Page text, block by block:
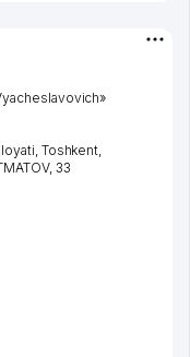
Toshkent
, 33